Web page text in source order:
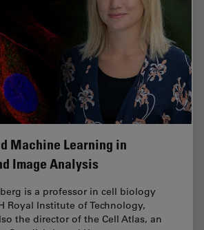
Machine Learning in
Image Analysis
is a professor in cell biology
Royal Institute of Technology,
the director of the Cell Atlas, an